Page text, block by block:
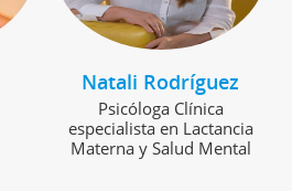
Natali Rodríguez
Psicóloga Clínica
especialista en Lactancia
Materna y Salud Mental